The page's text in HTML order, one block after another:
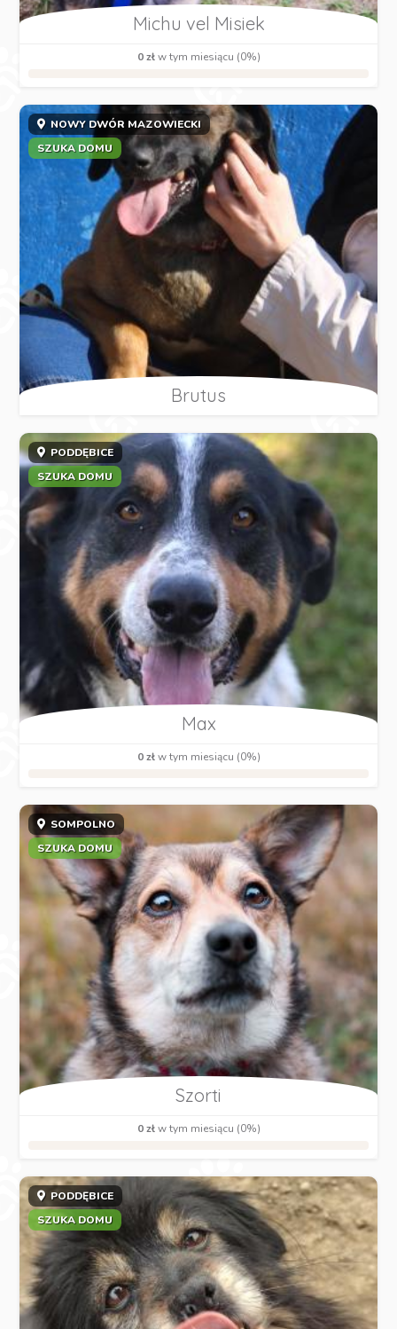
Michu vel Misiek
0 złw tym miesiącu (0%)
NOWY DWÓR MAZOWIECKI
SZUKA DOMU
Brutus
PODDĘBICE
SZUKA DOMU
Max
0 złw tym miesiącu (0%)
SOMPOLNO
SZUKA DOMU
Szorti
0 złw tym miesiącu (0%)
PODDĘBICE
SZUKA DOMU